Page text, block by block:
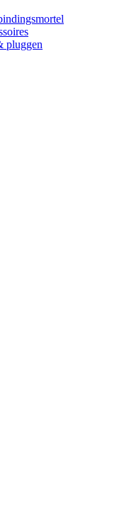
pluggen